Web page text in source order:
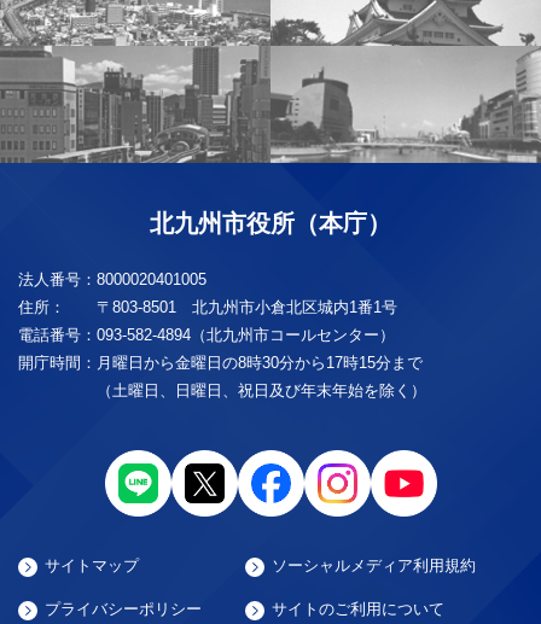
北九州市役所（本庁）
法人番号： 8000020401005
住所：
〒803-8501 北九州市小倉北区城内1番1号
電話番号： 093-582-4894（北九州市コールセンター）
開庁時間： 月曜日から金曜日の8時30分から17時15分まで
（土曜日、日曜日、祝日及び年末年始を除く）
サイトマップ ソーシャルメディア利用規約
プライバシーポリシー サイトのご利用について